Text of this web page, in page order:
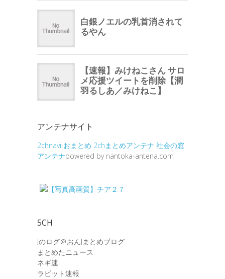
アンテナサイト
2chnavi おまとめ 2chまとめアンテナ 社会の窓
アンテナpowered by nantoka-antena.com
5CH
Jのログ＠おんJまとめブログ
まとめたニュース
ネギ速
ラビット速報